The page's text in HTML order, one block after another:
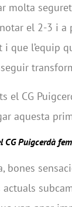
molta
el 2-3 i
i que l’equip
el CG
aquesta
Puigcerdà
bones